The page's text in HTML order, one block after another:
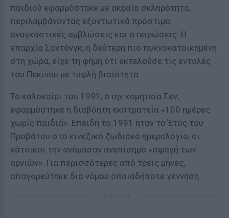
παιδιού εφαρμόστηκε με ακραία σκληρότητα,
περιλαμβάνοντας εξοντωτικά πρόστιμα,
αναγκαστικές αμβλώσεις και στειρώσεις. Η
επαρχία Σαντόνγκ, η δεύτερη πιο πυκνοκατοικημένη
στη χώρα, είχε τη φήμη ότι εκτελούσε τις εντολές
του Πεκίνου με τυφλή βιαιότητα.
Το καλοκαίρι του 1991, στην κομητεία Σεν,
εφαρμόστηκε η διαβόητη εκστρατεία «100 ημέρες
χωρίς παιδιά». Επειδή το 1991 ήταν το Έτος του
Προβάτου στο κινεζικό ζωδιακό ημερολόγιο, οι
κάτοικοι την ονόμασαν ανεπίσημα «σφαγή των
αρνιών». Για περισσότερες από τρεις μήνες,
απαγορεύτηκε δια νόμου οποιαδήποτε γέννηση.